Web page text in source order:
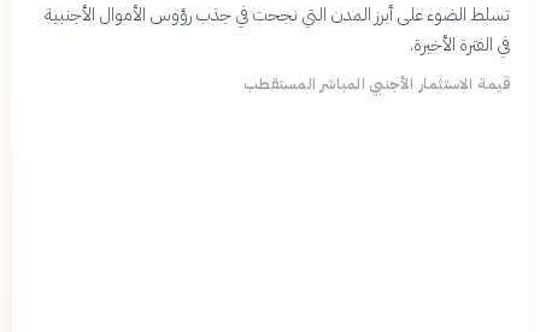
تسلط الضوء على أبرز المدن التي نجحت في جذب رؤوس الأموال الأجنبية
في الفترة الأخيرة.
قيمة الاستثمار الأجنبي المباشر المستقطب